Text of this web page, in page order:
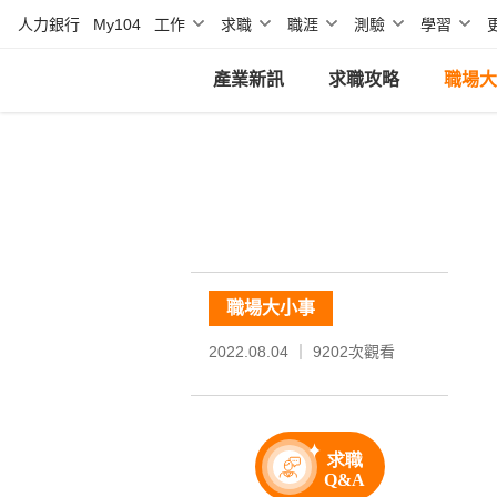
人力銀行 My104 工作 求職 職涯 測驗 學習
產業新訊 求職攻略 職場
職場大小事
2022.08.04 ｜ 9202次觀看